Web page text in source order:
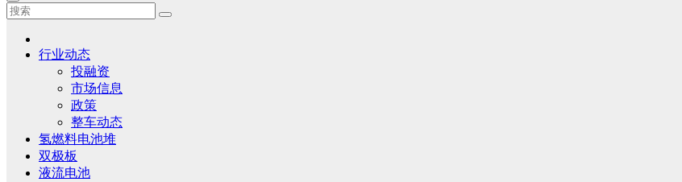
行业动态
投融资
市场信息
政策
整车动态
氢燃料电池堆
双极板
液流电池